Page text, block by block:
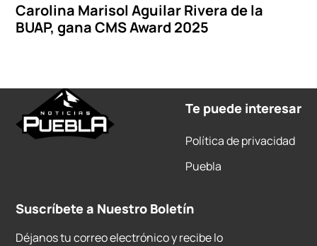
Carolina Marisol Aguilar Rivera de la
BUAP, gana CMS Award 2025
Te puede interesar
Política de privacidad
Puebla
Suscríbete a Nuestro Boletín
Déjanos tu correo electrónico y recibe lo